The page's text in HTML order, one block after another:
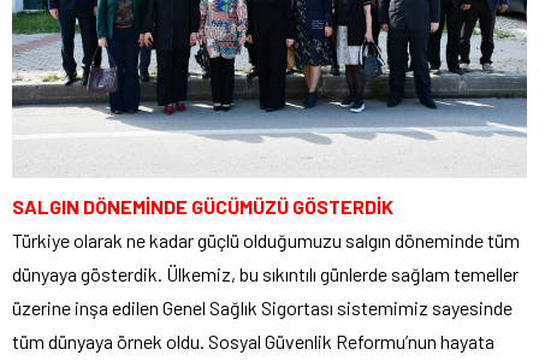
SALGIN DÖNEMİNDE GÜCÜMÜZÜ GÖSTERDİK
Türkiye olarak ne kadar güçlü olduğumuzu salgın döneminde tüm
dünyaya gösterdik. Ülkemiz, bu sıkıntılı günlerde sağlam temeller
üzerine inşa edilen Genel Sağlık Sigortası sistemimiz sayesinde
tüm dünyaya örnek oldu. Sosyal Güvenlik Reformu’nun hayata